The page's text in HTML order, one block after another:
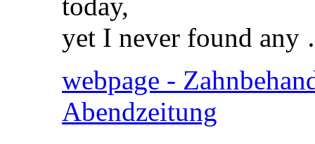
today,
yet I never found
webpage -
Abendzeitung